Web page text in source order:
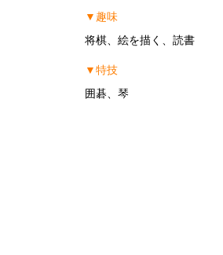
▼趣味
将棋、絵を描く、読書
▼特技
囲碁、琴